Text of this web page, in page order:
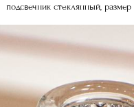
подсвечник стеклянный, размер